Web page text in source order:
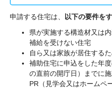
申請する住宅は、 以下の要件を
県が実施する構造材又は
補給を受けない住宅
自ら又は家族が居住する
補助住宅に申込をした年
の直前の開庁日）までに
PR（見学会又はホームペ